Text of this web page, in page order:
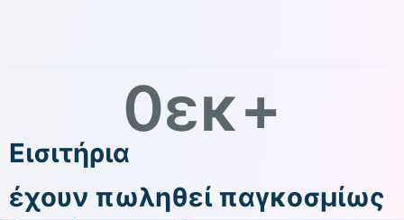
0εκ+
Εισιτήρια
έχουν πωληθεί παγκοσμίως